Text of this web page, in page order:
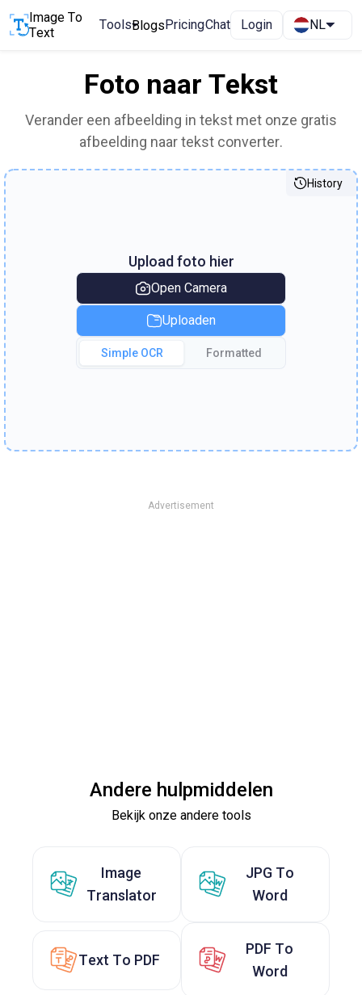
Image To
Text
ToolsBlogsPricingChat Login NL
Foto naar Tekst
Verander een afbeelding in tekst met onze gratis
afbeelding naar tekst converter.
History
Upload foto hier
Open Camera
Uploaden
Simple OCR Formatted
Advertisement
Andere hulpmiddelen
Bekijk onze andere tools
Image
Translator
JPG To
Word
Text To PDF
PDF To
Word